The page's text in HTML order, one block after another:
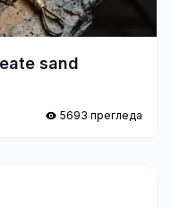
sand
5693 прегледа